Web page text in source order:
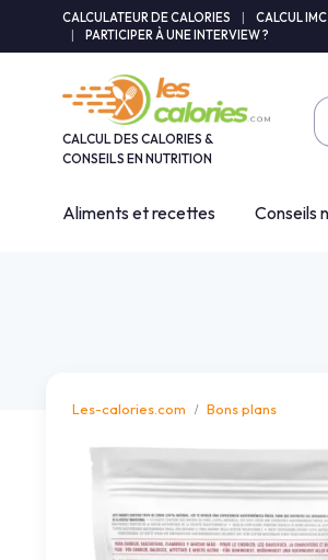
CALCULATEUR DE CALORIES CALCUL IMC
PARTICIPER À UNE INTERVIEW ?
CALCUL DES CALORIES &
CONSEILS EN NUTRITION
Aliments et recettes Conseils
Les-calories.com Bons plans
Panneau de gestion des cookies